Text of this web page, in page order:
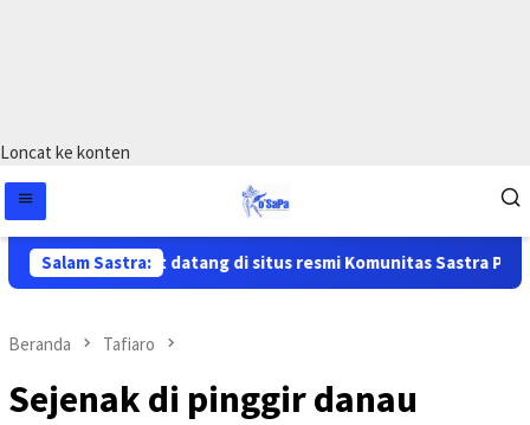
Loncat ke konten
Salam Sastra:
Selamat datang di situs resmi Komunitas Sastra Papua (
Beranda Tafiaro
Sejenak di pinggir danau